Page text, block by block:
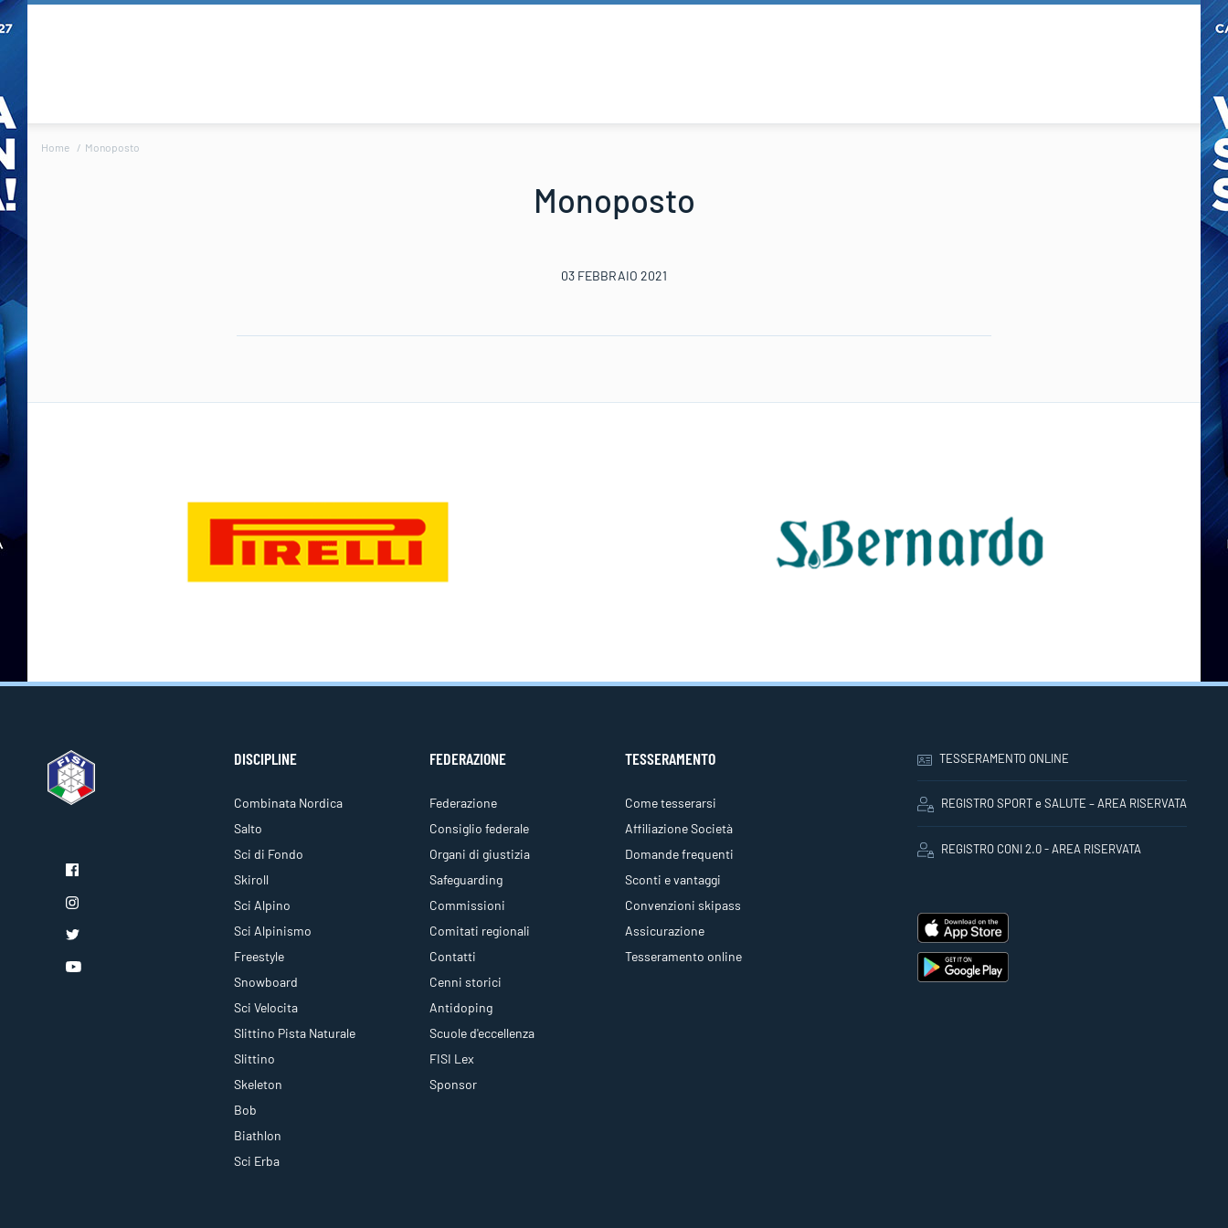
Home Monoposto
Monoposto
03 FEBBRAIO 2021
DISCIPLINE
Combinata Nordica
Salto
Sci di Fondo
Skiroll
Sci Alpino
Sci Alpinismo
Freestyle
Snowboard
Sci Velocita
Slittino Pista Naturale
Slittino
Skeleton
Bob
Biathlon
Sci Erba
FEDERAZIONE
Federazione
Consiglio federale
Organi di giustizia
Safeguarding
Commissioni
Comitati regionali
Contatti
Cenni storici
Antidoping
Scuole d'eccellenza
FISI Lex
Sponsor
TESSERAMENTO
Come tesserarsi
Affiliazione Società
Domande frequenti
Sconti e vantaggi
Convenzioni skipass
Assicurazione
Tesseramento online
TESSERAMENTO ONLINE
REGISTRO SPORT e SALUTE – AREA RISERVATA
REGISTRO CONI 2.0 - AREA RISERVATA